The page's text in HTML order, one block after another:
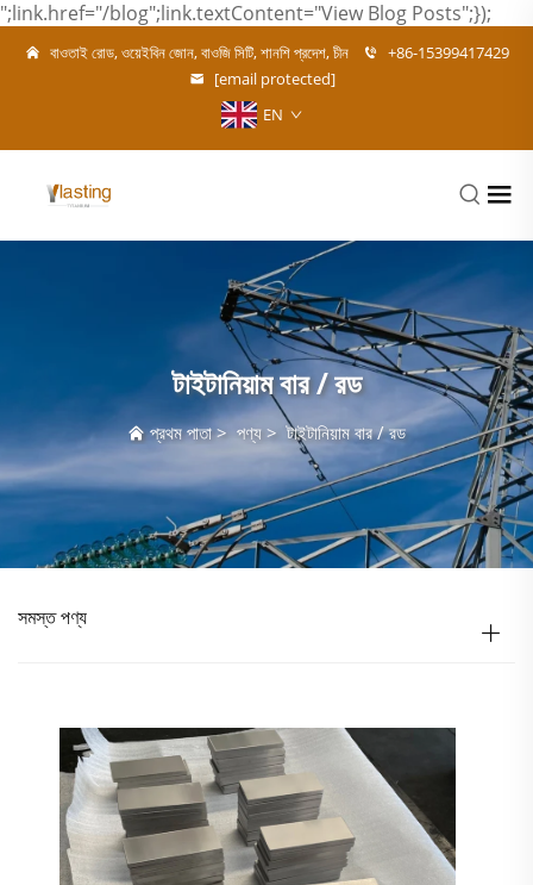
";link.href="/blog";link.textContent="View Blog Posts";});
বাওতাই রোড, ওয়েইবিন জোন, বাওজি সিটি, শানশি প্রদেশ, চীন
+86-15399417429
[email protected]
EN
টাইটানিয়াম বার / রড
প্রথম পাতা>পণ্য >টাইটানিয়াম বার / রড
সমস্ত পণ্য